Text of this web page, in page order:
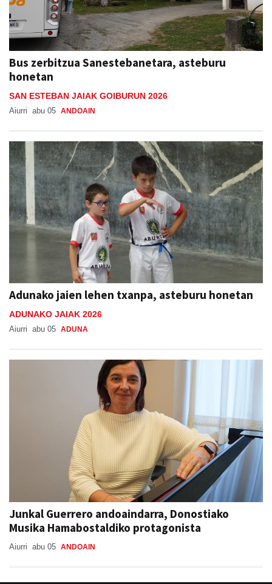
Bus zerbitzua Sanestebanetara, asteburu
honetan
SAN ESTEBAN JAIAK GOIBURUN 2026
Aiurri abu 05 ANDOAIN
Adunako jaien lehen txanpa, asteburu honetan
ADUNAKO JAIAK 2026
Aiurri abu 05 ADUNA
Junkal Guerrero andoaindarra, Donostiako
Musika Hamabostaldiko protagonista
Aiurri abu 05 ANDOAIN